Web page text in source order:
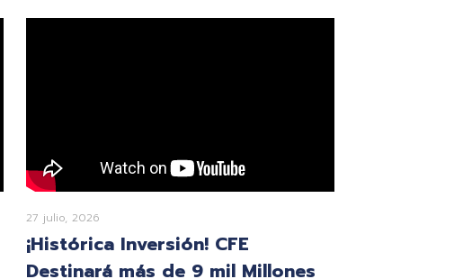
27 julio, 2026
¡Histórica Inversión! CFE
Destinará más de 9 mil Millones